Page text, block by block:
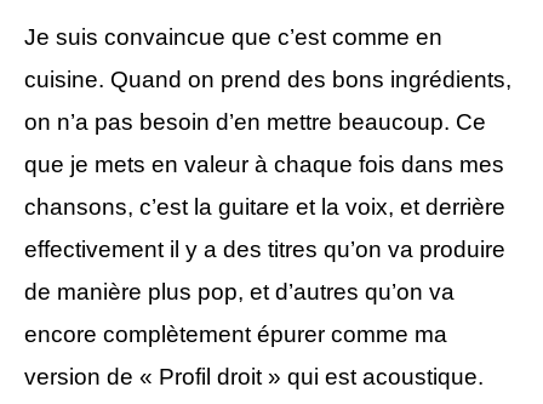
Je suis convaincue que c’est comme en
cuisine. Quand on prend des bons ingrédients,
on n’a pas besoin d’en mettre beaucoup. Ce
que je mets en valeur à chaque fois dans mes
chansons, c’est la guitare et la voix, et derrière
effectivement il y a des titres qu’on va produire
de manière plus pop, et d’autres qu’on va
encore complètement épurer comme ma
version de « Profil droit » qui est acoustique.